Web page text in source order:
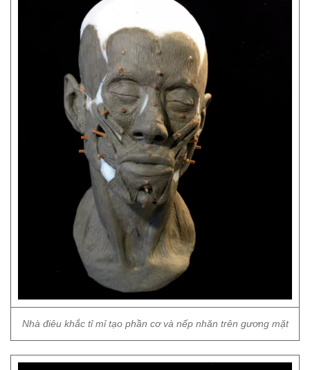
Nhà điêu khắc tỉ mỉ tạo phần cơ và nếp nhăn trên gương mặt